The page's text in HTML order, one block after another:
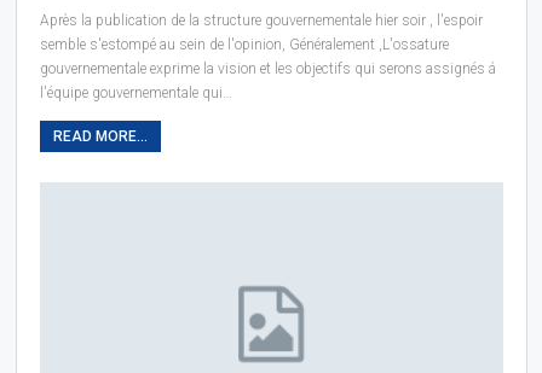
Après la publication de la structure gouvernementale hier soir , l'espoir
semble s'estompé au sein de l'opinion, Généralement ,L'ossature
gouvernementale exprime la vision et les objectifs qui serons assignés á
l'équipe gouvernementale qui…
READ MORE...